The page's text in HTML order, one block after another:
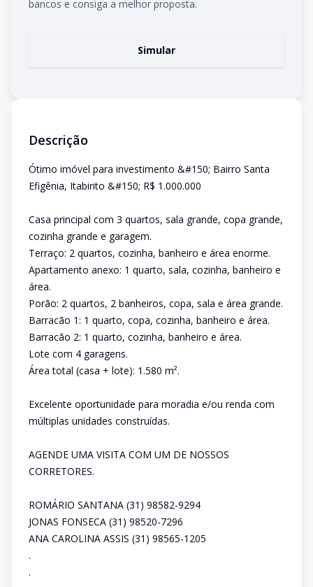
bancos e consiga a melhor proposta.
Simular
Descrição
Ótimo imóvel para investimento &#150; Bairro Santa
Efigênia, Itabirito &#150; R$ 1.000.000
Casa principal com 3 quartos, sala grande, copa grande,
cozinha grande e garagem.
Terraço: 2 quartos, cozinha, banheiro e área enorme.
Apartamento anexo: 1 quarto, sala, cozinha, banheiro e
área.
Porão: 2 quartos, 2 banheiros, copa, sala e área grande.
Barracão 1: 1 quarto, copa, cozinha, banheiro e área.
Barracão 2: 1 quarto, cozinha, banheiro e área.
Lote com 4 garagens.
Área total (casa + lote): 1.580 m².
Excelente oportunidade para moradia e/ou renda com
múltiplas unidades construídas.
AGENDE UMA VISITA COM UM DE NOSSOS
CORRETORES.
ROMÁRIO SANTANA (31) 98582-9294
JONAS FONSECA (31) 98520-7296
ANA CAROLINA ASSIS (31) 98565-1205
.
.